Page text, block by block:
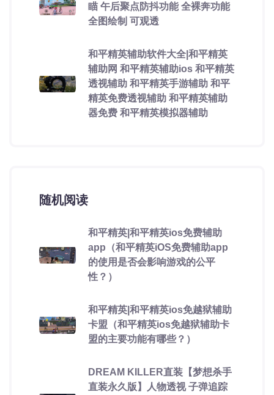
瞄 午后聚点防抖功能 全裸奔功能
全图绘制 可观透
和平精英辅助软件大全|和平精英
辅助网 和平精英辅助ios 和平精英
透视辅助 和平精英手游辅助 和平
精英免费透视辅助 和平精英辅助
器免费 和平精英模拟器辅助
随机阅读
和平精英|和平精英ios免费辅助
app（和平精英iOS免费辅助app
的使用是否会影响游戏的公平
性？）
和平精英|和平精英ios免越狱辅助
卡盟（和平精英ios免越狱辅助卡
盟的主要功能有哪些？）
DREAM KILLER直装【梦想杀手
直装永久版】人物透视 子弹追踪